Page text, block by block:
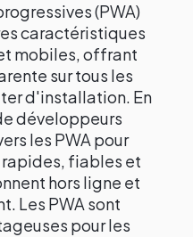
(PWA)
caractéristiques
mobiles, offrant
sur tous les
d'installation. En
développeurs
les PWA pour
fiables et
hors ligne et
Les PWA sont
pour les